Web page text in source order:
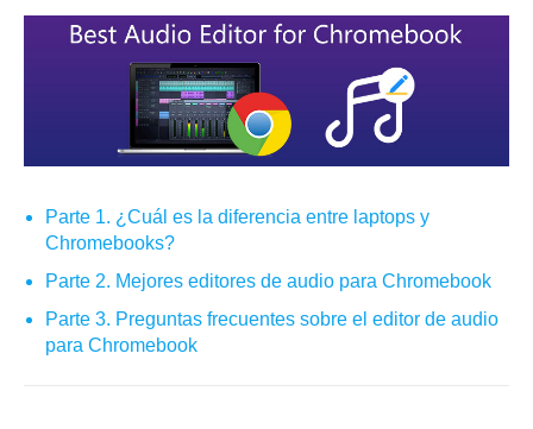
Parte 1. ¿Cuál es la diferencia entre laptops y
Chromebooks?
Parte 2. Mejores editores de audio para Chromebook
Parte 3. Preguntas frecuentes sobre el editor de audio
para Chromebook